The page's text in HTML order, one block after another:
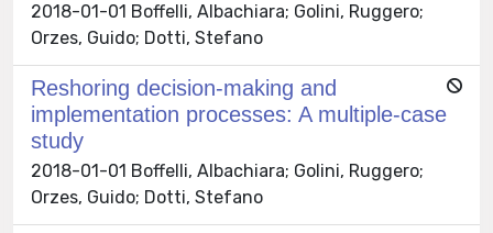
2018-01-01 Boffelli, Albachiara; Golini, Ruggero;
Orzes, Guido; Dotti, Stefano
Reshoring decision-making and
implementation processes: A multiple-case
study
2018-01-01 Boffelli, Albachiara; Golini, Ruggero;
Orzes, Guido; Dotti, Stefano